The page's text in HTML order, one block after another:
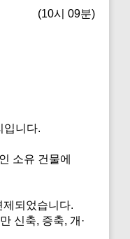
(10시 09분)
입니다.
소유 건물에
되었습니다.
신축, 증축, 개·